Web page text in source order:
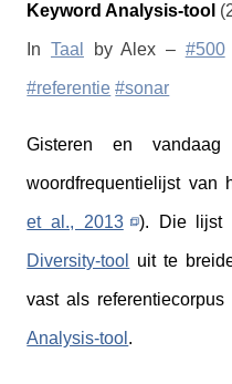
Keyword Analysis-tool
In Taal by Alex – #500
#referentie #sonar
Gisteren en
woordfrequentielijst van
et al., 2013 ). Die lijst
Diversity-tool uit te
vast als
Analysis-tool .